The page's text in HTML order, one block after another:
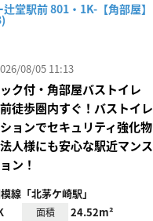
堂駅前 801・1K-【角部屋】
08/05 11:13
ック付・角部屋バストイレ
徒歩圏内すぐ！バストイレ
ョンでセキュリティ強化物
人様にも安心な駅近マンス
ン！
線「北茅ケ崎駅」
面積 24.52m²